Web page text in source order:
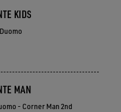
KIDS
MAN
- Corner Man 2nd